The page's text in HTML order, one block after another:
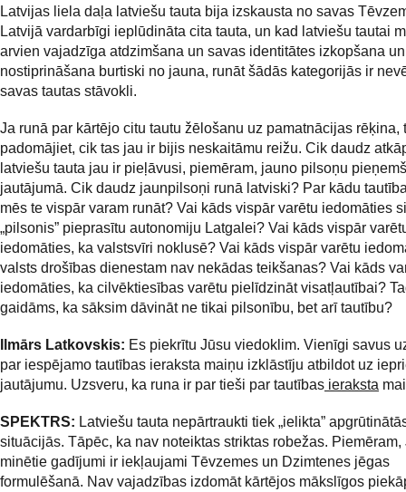
Latvijas liela daļa latviešu tauta bija izskausta no savas
Latvijā vardarbīgi ieplūdināta cita tauta, un kad latviešu tautai
arvien vajadzīga atdzimšana un savas identitātes izkopšana un
nostiprināšana burtiski no jauna, runāt šādās kategorijās ir
savas tautas stāvokli.
Ja runā par kārtējo citu tautu žēlošanu uz pamatnācijas rēķina,
padomājiet, cik tas jau ir bijis neskaitāmu reižu. Cik daudz
latviešu tauta jau ir pieļāvusi, piemēram, jauno pilsoņu
jautājumā. Cik daudz jaunpilsoņi runā latviski? Par kādu
mēs te vispār varam runāt? Vai kāds vispār varētu iedomāties
„pilsonis” pieprasītu autonomiju Latgalei? Vai kāds vispār
iedomāties, ka valstsvīri noklusē? Vai kāds vispār varētu
valsts drošības dienestam nav nekādas teikšanas? Vai kāds
iedomāties, ka cilvēktiesības varētu pielīdzināt visatļautībai?
gaidāms, ka sāksim dāvināt ne tikai pilsonību, bet arī tautību?
Ilmārs Latkovskis: Es piekrītu Jūsu viedoklim. Vienīgi savus
par iespējamo tautības ieraksta maiņu izklāstīju atbildot uz
jautājumu. Uzsveru, ka runa ir par tieši par tautības ieraksta
SPEKTRS: Latviešu tauta nepārtraukti tiek „ielikta”
situācijās. Tāpēc, ka nav noteiktas striktas robežas. Piemēram,
minētie gadījumi ir iekļaujami Tēvzemes un Dzimtenes jēgas
formulēšanā. Nav vajadzības izdomāt kārtējos mākslīgos